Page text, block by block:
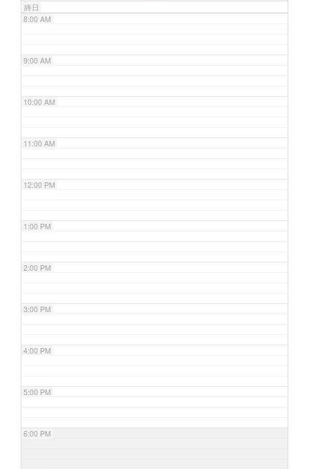
終日
8:00 AM
9:00 AM
10:00 AM
11:00 AM
12:00 PM
1:00 PM
2:00 PM
3:00 PM
4:00 PM
5:00 PM
6:00 PM